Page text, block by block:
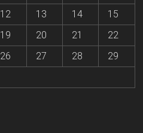
12 13 14
15
19 20 21
22
26 27 28
29